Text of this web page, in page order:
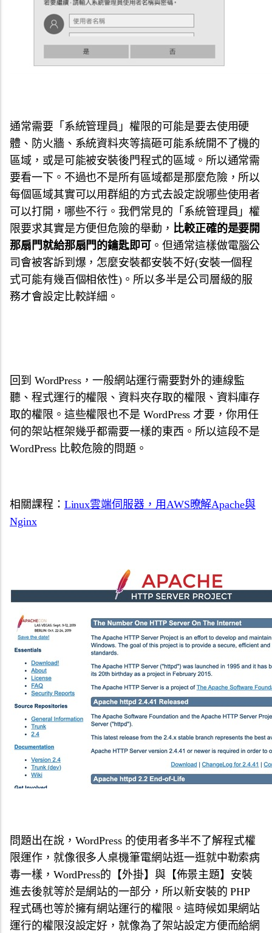
通常需要「系統管理員」權限的可能是要去使用硬
體、防火牆、系統資料夾等搞砸可能系統開不了機的
區域，或是可能被安裝後門程式的區域。所以通常需
要看一下。不過也不是所有區域都是那麼危險，所以
每個區域其實可以用群組的方式去設定說哪些使用者
可以打開，哪些不行。我們常見的「系統管理員」權
限要求其實是方便但危險的舉動， 比較正確的是要開
那扇門就給那扇門的鑰匙即可 。但通常這樣做電腦公
司會被客訴到爆，怎麼安裝都安裝不好(安裝一個程
式可能有幾百個相依性)。所以多半是公司層級的服
務才會設定比較詳細。
回到 WordPress，一般網站運行需要對外的連線監
聽、程式運行的權限、資料夾存取的權限、資料庫存
取的權限。這些權限也不是 WordPress 才要，你用任
何的架站框架幾乎都需要一樣的東西。所以這段不是
WordPress 比較危險的問題。
相關課程： Linux雲端伺服器，用AWS暸解Apache與
Nginx
問題出在說，WordPress 的使用者多半不了解程式權
限運作，就像很多人桌機筆電網站逛一逛就中勒索病
毒一樣，WordPress的【外掛】與【佈景主題】安裝
進去後就等於是網站的一部分，所以新安裝的 PHP
程式碼也等於擁有網站運行的權限。這時候如果網站
運行的權限沒設定好，就像為了架站設定方便而給網